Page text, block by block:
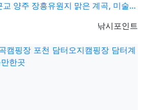
양주 장흥유원지 맑은 계곡, 미술관, 캠핑장,…
등록자
낚시포인트